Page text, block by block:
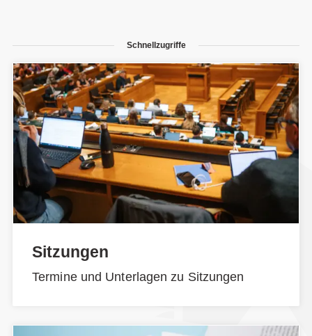
Schnellzugriffe
Sitzungen
Termine und Unterlagen zu Sitzungen